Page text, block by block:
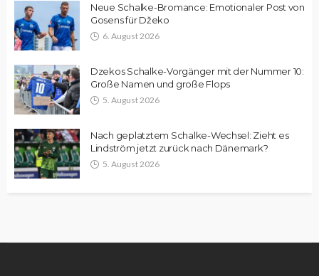
Neue Schalke-Bromance: Emotionaler Post von
Gosens für Džeko
6. August 2026
Dzekos Schalke-Vorgänger mit der Nummer 10:
Große Namen und große Flops
5. August 2026
Nach geplatztem Schalke-Wechsel: Zieht es
Lindström jetzt zurück nach Dänemark?
5. August 2026